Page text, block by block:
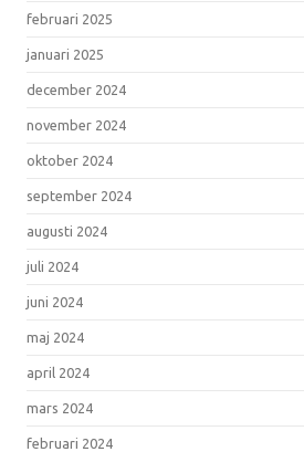
februari 2025
januari 2025
december 2024
november 2024
oktober 2024
september 2024
augusti 2024
juli 2024
juni 2024
maj 2024
april 2024
mars 2024
februari 2024